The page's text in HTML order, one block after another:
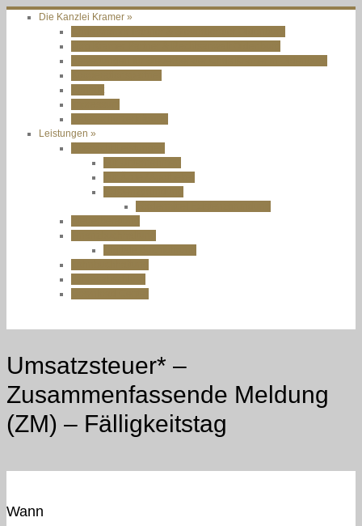
Die Kanzlei Kramer »
Leistungen »
Umsatzsteuer* –
Zusammenfassende Meldung
(ZM) – Fälligkeitstag
Wann